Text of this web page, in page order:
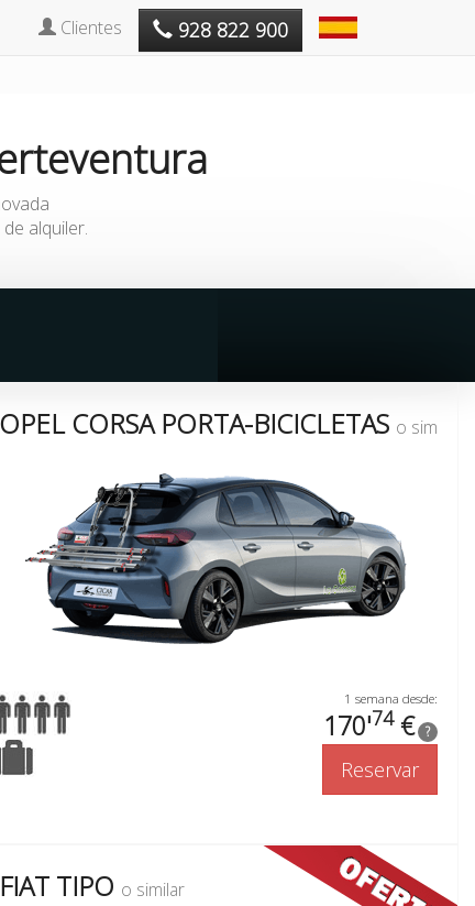
Clientes 928 822 900
alquiler.
OPEL CORSA PORTA-BICICLETAS o similar
1 semana desde:
170'74€ ?
Reservar
FIAT TIPO o similar